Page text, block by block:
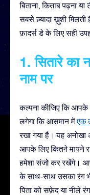
बिताना, किताब पढ़ना
सबसे ज़्यादा ख़ुशी
फ़ादर्स डे के लिए सही
1. सितारे का
नाम पर
कल्पना कीजिए कि आपके
लगेगा कि आसमान मेंएक
रखा गया है। यह अनोखा
आपके लिए कितने मायने
हमेशा संजो कर रखेंगे।
के साथ-साथ उसका रंग
पिता को सफ़ेद या नीले